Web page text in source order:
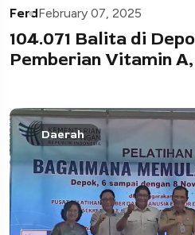
FerdFebruary 07, 2025
104.071 Balita di
Pemberian Vitamin
Daerah